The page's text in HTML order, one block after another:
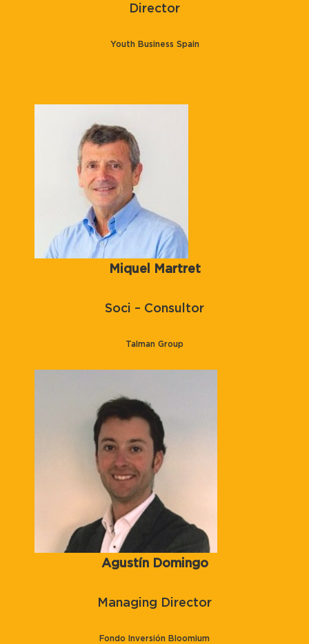
Director
Youth Business Spain
Miquel Martret
Soci – Consultor
Talman Group
Agustín Domingo
Managing Director
Fondo Inversión Bloomium